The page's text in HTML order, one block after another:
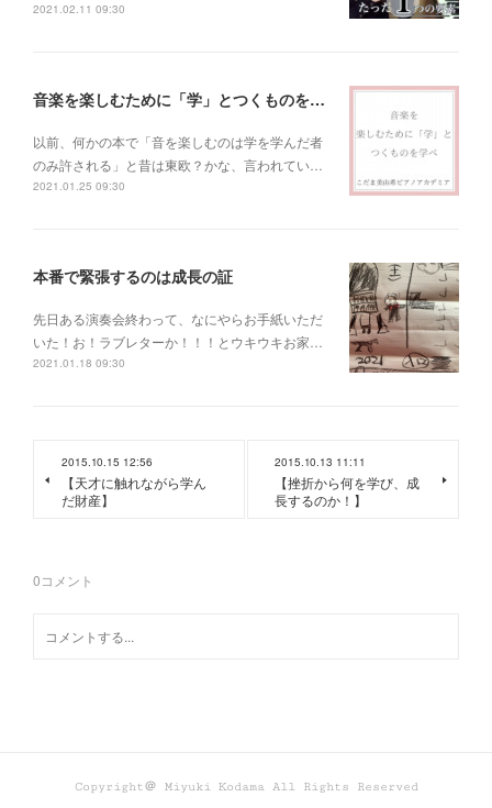
2021.02.11 09:30
音楽を楽しむために「学」とつくものを学べ！
以前、何かの本で「音を楽しむのは学を学んだ者
のみ許される」と昔は東欧？かな、言われてい…
2021.01.25 09:30
本番で緊張するのは成長の証
先日ある演奏会終わって、なにやらお手紙いただ
いた！お！ラブレターか！！！とウキウキお家…
2021.01.18 09:30
2015.10.15 12:56
【天才に触れながら学ん
だ財産】
2015.10.13 11:11
【挫折から何を学び、成
長するのか！】
0コメント
Copyright＠ Miyuki Kodama All Rights Reserved